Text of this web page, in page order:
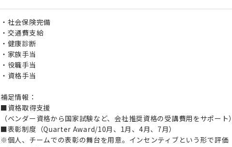
・社会保険完備
・交通費支給
・健康診断
・家族手当
・役職手当
・資格手当
補足情報：
■資格取得支援
（ベンダー資格から国家試験など、会社推奨資格の受講費用をサポート）
■表彰制度（Quarter Award/10月、1月、4月、7月）
※個人、チームでの表彰の舞台を用意。インセンティブという形で評価